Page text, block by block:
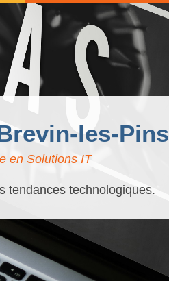
les-Pins
en Solutions IT
tendances technologiques.